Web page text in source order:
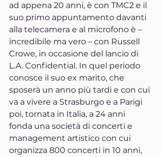
ad appena 20 anni, è con TMC2 e il
suo primo appuntamento davanti
alla telecamera e al microfono è –
incredibile ma vero – con Russell
Crowe, in occasione del lancio di
L.A. Confidential. In quel periodo
conosce il suo ex marito, che
sposerà un anno più tardi e con cui
va a vivere a Strasburgo e a Parigi
poi, tornata in Italia, a 24 anni
fonda una società di concerti e
management artistico con cui
organizza 800 concerti in 10 anni,